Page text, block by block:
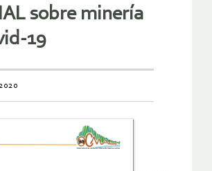
sobre minería
19